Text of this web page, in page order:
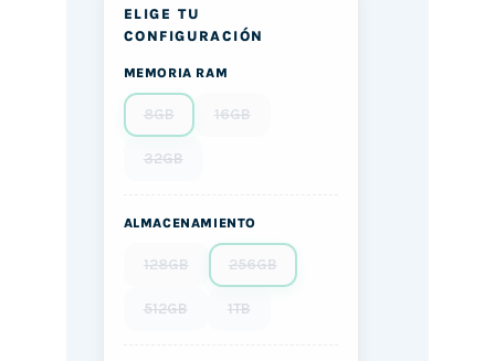
ELIGE TU
CONFIGURACIÓN
MEMORIA RAM
8GB 16GB
32GB
ALMACENAMIENTO
128GB 256GB
512GB 1TB